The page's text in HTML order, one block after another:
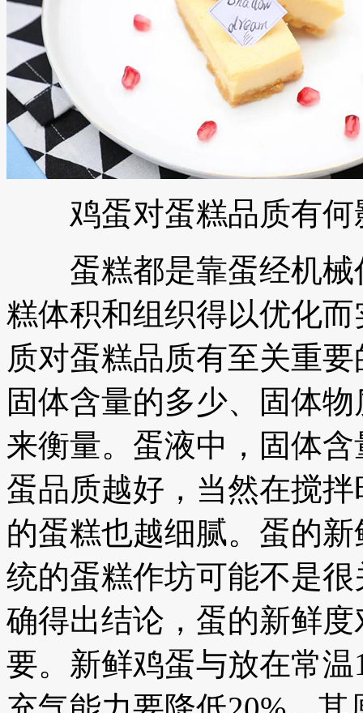
鸡蛋对蛋糕品质有何
蛋糕都是靠蛋经机械
糕体积和组织得以优化
质对蛋糕品质有至关重
固体含量的多少、固体
来衡量。蛋液中，固体
蛋品质越好，当然在搅
的蛋糕也越细腻。蛋的
统的蛋糕作坊可能不是
确得出结论，蛋的新鲜
要。新鲜鸡蛋与放在常